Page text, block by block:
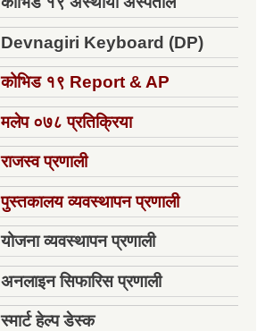
Devnagiri Keyboard (DP)
कोभिड १९ Report & AP
मलेप ०७८ प्रतिक्रिया
राजस्व प्रणाली
पुस्तकालय व्यवस्थापन प्रणाली
योजना व्यवस्थापन प्रणाली
अनलाइन सिफारिस प्रणाली
स्मार्ट हेल्प डेस्क